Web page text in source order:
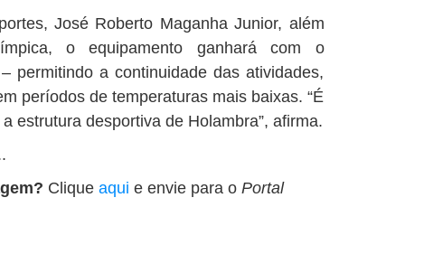
José Roberto Maganha Junior, além
o equipamento ganhará com o
permitindo a continuidade das atividades,
períodos de temperaturas mais baixas. “É
estrutura desportiva de Holambra”, afirma.
Clique aqui e envie para o Portal